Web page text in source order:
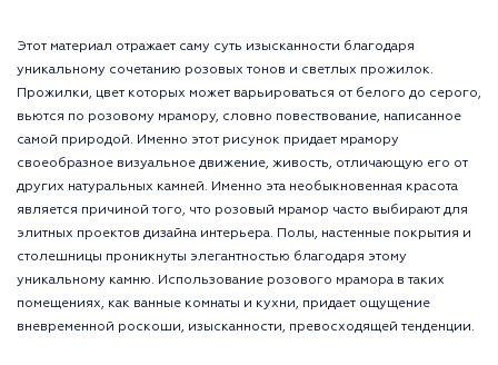
Этот материал отражает саму суть изысканности благодаря
уникальному сочетанию розовых тонов и светлых прожилок.
Прожилки, цвет которых может варьироваться от белого до серого,
вьются по розовому мрамору, словно повествование, написанное
самой природой. Именно этот рисунок придает мрамору
своеобразное визуальное движение, живость, отличающую его от
других натуральных камней. Именно эта необыкновенная красота
является причиной того, что розовый мрамор часто выбирают для
элитных проектов дизайна интерьера. Полы, настенные покрытия и
столешницы проникнуты элегантностью благодаря этому
уникальному камню. Использование розового мрамора в таких
помещениях, как ванные комнаты и кухни, придает ощущение
вневременной роскоши, изысканности, превосходящей тенденции.